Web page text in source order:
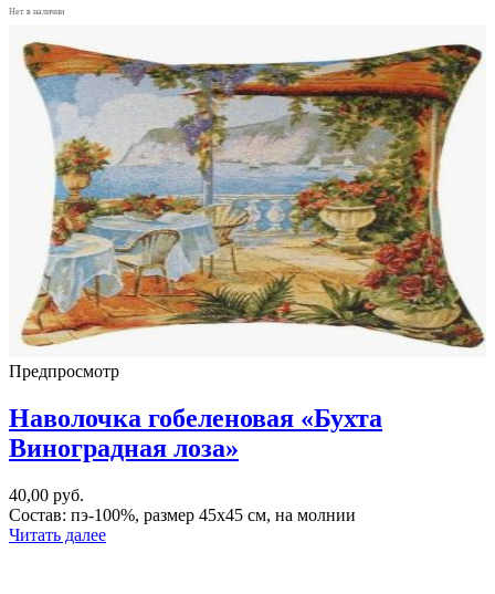
Нет в наличии
Предпросмотр
Наволочка гобеленовая «Бухта
Виноградная лоза»
40,00 руб.
Состав: пэ-100%, размер 45х45 см, на молнии
Читать далее